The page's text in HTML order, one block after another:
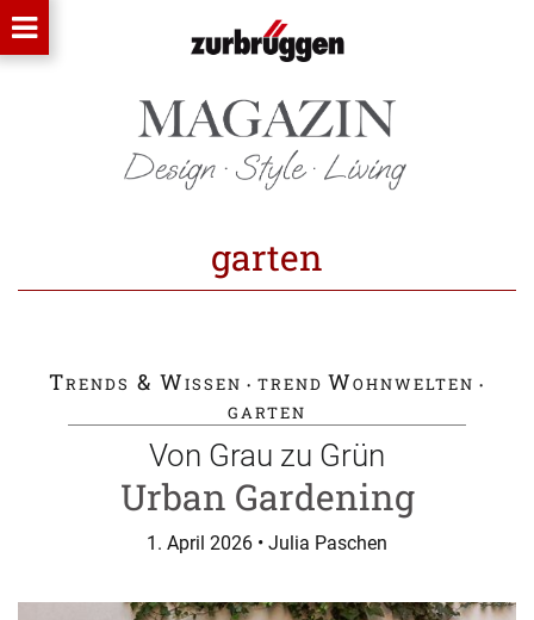
garten
Trends & Wissen • trend Wohnwelten •
garten
Von Grau zu Grün
Urban Gardening
1. April 2026 • Julia Paschen